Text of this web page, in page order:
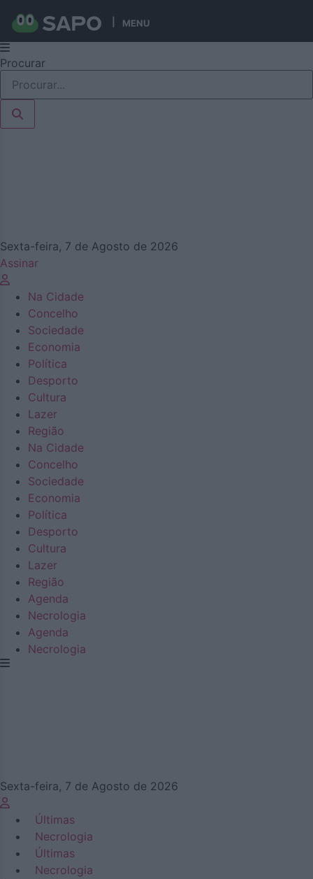
MENU
Pular
para
conteúdo
Procurar
Sexta-feira, 7 de Agosto de 2026
Assinar
Na Cidade
Concelho
Sociedade
Economia
Política
Desporto
Cultura
Lazer
Região
Na Cidade
Concelho
Sociedade
Economia
Política
Desporto
Cultura
Lazer
Região
Agenda
Necrologia
Agenda
Necrologia
Sexta-feira, 7 de Agosto de 2026
Últimas
Necrologia
Últimas
Necrologia